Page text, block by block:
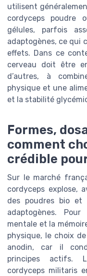
utilisent
cordyceps poudre
gélules, parfois
adaptogènes, ce qui
effets. Dans ce
cerveau doit être
d’autres, à
physique et une
et la stabilité
Formes,
comment
crédible
Sur le marché
cordyceps explose,
des poudres bio et
adaptogènes.
mentale et la
physique, le choix
anodin, car il
principes actifs.
cordyceps militaris